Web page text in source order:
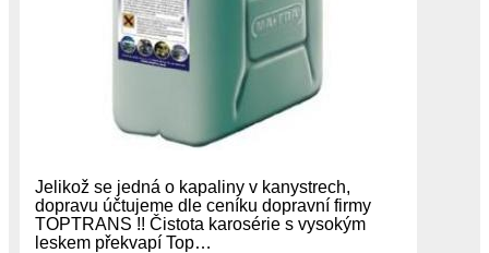
Jelikož se jedná o kapaliny v kanystrech,
dopravu účtujeme dle ceníku dopravní firmy
TOPTRANS !! Čistota karosérie s vysokým
leskem překvapí Top…